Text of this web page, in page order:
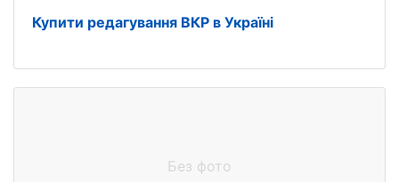
Купити редагування ВКР в Україні
Без фото